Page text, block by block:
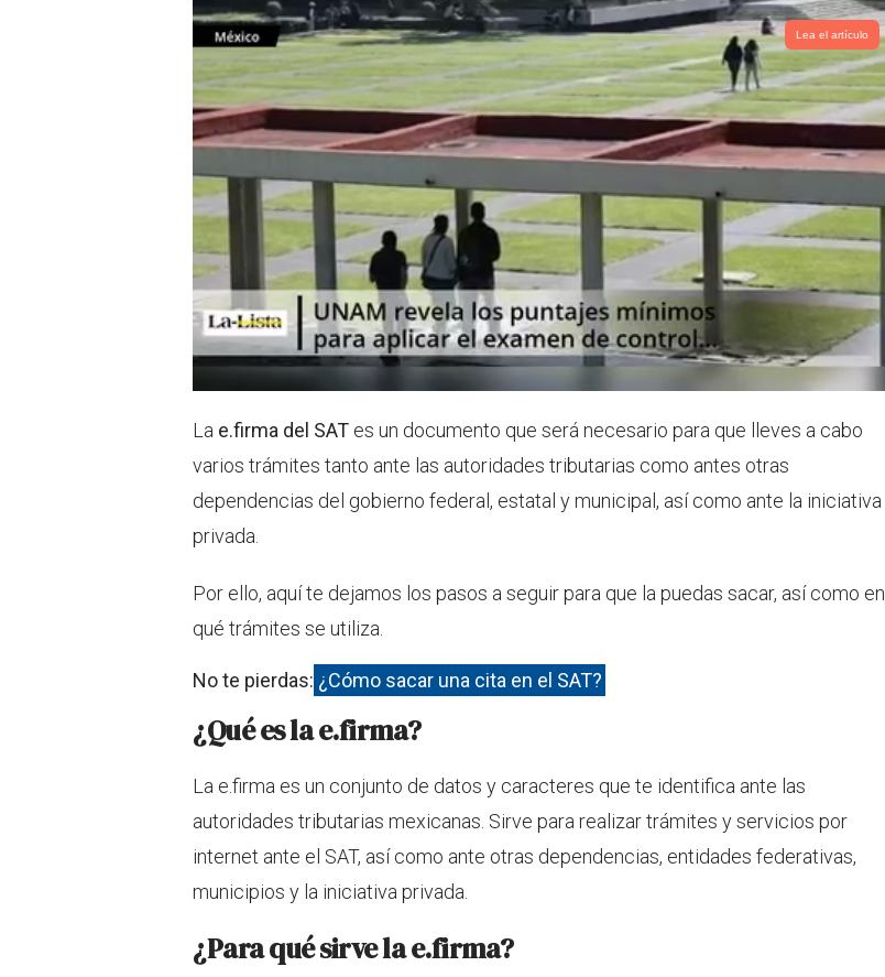
a
Lea el artículo
La e.firma del SAT es un documento que será necesario para que lleves a cabo
varios trámites tanto ante las autoridades tributarias como antes otras
dependencias del gobierno federal, estatal y municipal, así como ante la iniciativa
privada.
Por ello, aquí te dejamos los pasos a seguir para que la puedas sacar, así como en
qué trámites se utiliza.
No te pierdas: ¿Cómo sacar una cita en el SAT?
¿Qué es la e.firma?
La e.firma es un conjunto de datos y caracteres que te identifica ante las
autoridades tributarias mexicanas. Sirve para realizar trámites y servicios por
internet ante el SAT, así como ante otras dependencias, entidades federativas,
municipios y la iniciativa privada.
¿Para qué sirve la e.firma?